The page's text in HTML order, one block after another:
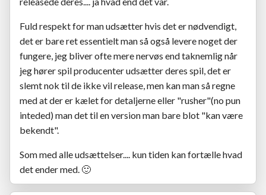
Fuld respekt for man udsætter hvis det er nødvendigt,
det er bare ret essentielt man så også levere noget der
fungere, jeg bliver ofte mere nervøs end taknemlig når
jeg hører spil producenter udsætter deres spil, det er
slemt nok til de ikke vil release, men kan man så regne
med at der er kælet for detaljerne eller "rusher"(no pun
inteded) man det til en version man bare blot "kan være
bekendt".
Som med alle udsættelser.... kun tiden kan fortælle hvad
det ender med. 🙂